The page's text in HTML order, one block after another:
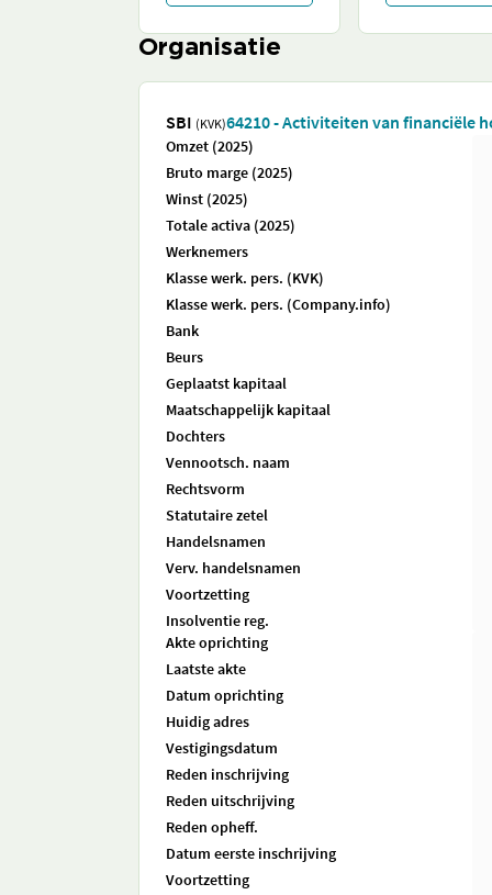
Organisatie
SBI (KVK)64210 - Activiteiten van financiële
Omzet (2025)
Bruto marge (2025)
Winst (2025)
Totale activa (2025)
Werknemers
Klasse werk. pers. (KVK)
Klasse werk. pers. (Company.info)
Bank
Beurs
Geplaatst kapitaal
Maatschappelijk kapitaal
Dochters
Vennootsch. naam
Rechtsvorm
Statutaire zetel
Handelsnamen
Verv. handelsnamen
Voortzetting
Insolventie reg.
Akte oprichting
Laatste akte
Datum oprichting
Huidig adres
Vestigingsdatum
Reden inschrijving
Reden uitschrijving
Reden opheff.
Datum eerste inschrijving
Voortzetting